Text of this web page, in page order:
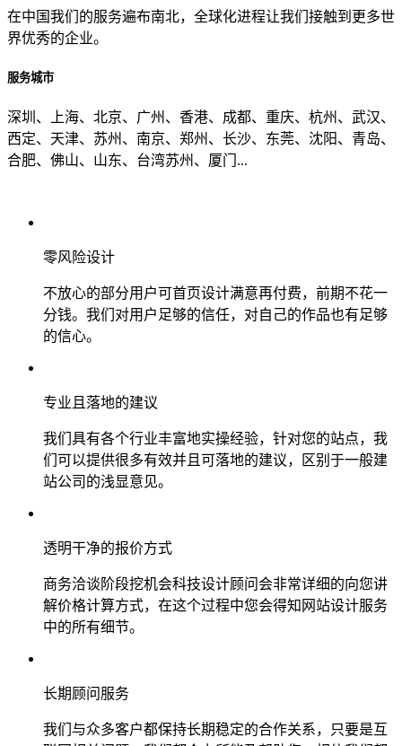
在中国我们的服务遍布南北，全球化进程让我们接触到更多世
界优秀的企业。
服务城市
深圳、上海、北京、广州、香港、成都、重庆、杭州、武汉、
西定、天津、苏州、南京、郑州、长沙、东莞、沈阳、青岛、
合肥、佛山、山东、台湾苏州、厦门...
零风险设计
不放心的部分用户可首页设计满意再付费，前期不花一
分钱。我们对用户足够的信任，对自己的作品也有足够
的信心。
专业且落地的建议
我们具有各个行业丰富地实操经验，针对您的站点，我
们可以提供很多有效并且可落地的建议，区别于一般建
站公司的浅显意见。
透明干净的报价方式
商务洽谈阶段挖机会科技设计顾问会非常详细的向您讲
解价格计算方式，在这个过程中您会得知网站设计服务
中的所有细节。
长期顾问服务
我们与众多客户都保持长期稳定的合作关系，只要是互